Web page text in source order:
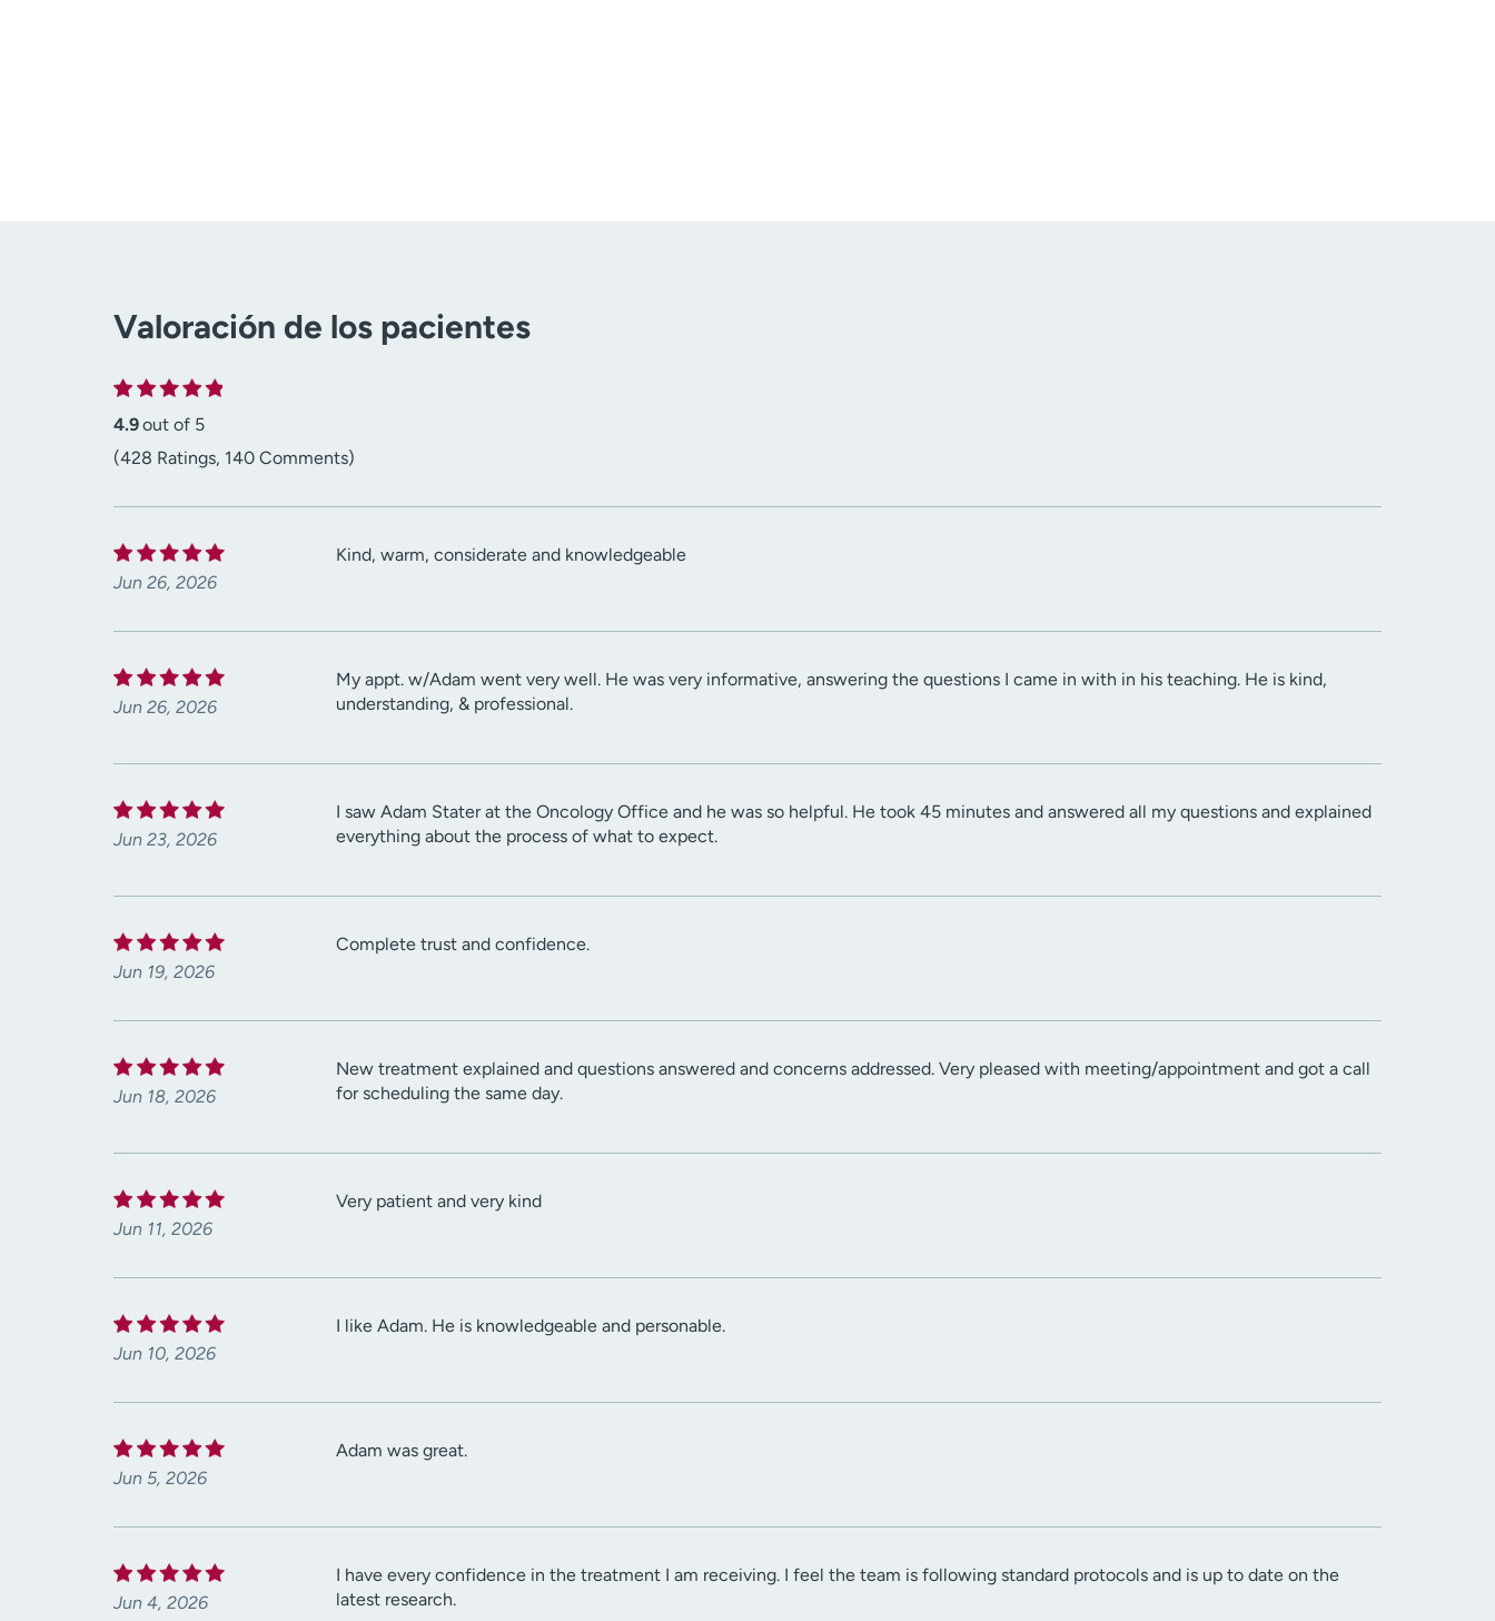
Valoración de los pacientes
4.9out of 5
(428 Ratings, 140 Comments)
Jun 26, 2026
Kind, warm, considerate and knowledgeable
Jun 26, 2026
My appt. w/Adam went very well. He was very informative, answering the questions I came in with in his teaching. He is kind,
understanding, & professional.
Jun 23, 2026
I saw Adam Stater at the Oncology Office and he was so helpful. He took 45 minutes and answered all my questions and explained
everything about the process of what to expect.
Jun 19, 2026
Complete trust and confidence.
Jun 18, 2026
New treatment explained and questions answered and concerns addressed. Very pleased with meeting/appointment and got a call
for scheduling the same day.
Jun 11, 2026
Very patient and very kind
Jun 10, 2026
I like Adam. He is knowledgeable and personable.
Jun 5, 2026
Adam was great.
Jun 4, 2026
I have every confidence in the treatment I am receiving. I feel the team is following standard protocols and is up to date on the
latest research.